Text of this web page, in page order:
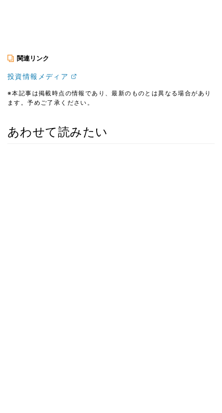
関連リンク
投資情報メディア
※本記事は掲載時点の情報であり、最新のものとは異なる場合があり
ます。予めご了承ください。
あわせて読みたい